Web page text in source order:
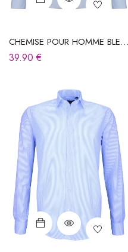
CHEMISE POUR HOMME BLEU
CIEL
39.90€